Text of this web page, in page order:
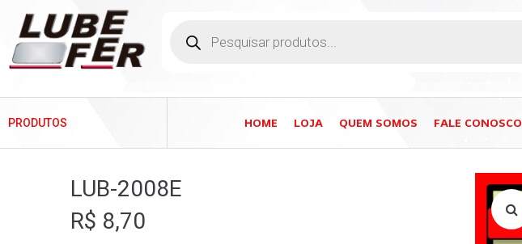
PRODUTOS HOME LOJA QUEM SOMOS FALE CONOSCO
LUB-2008E
R$ 8,70